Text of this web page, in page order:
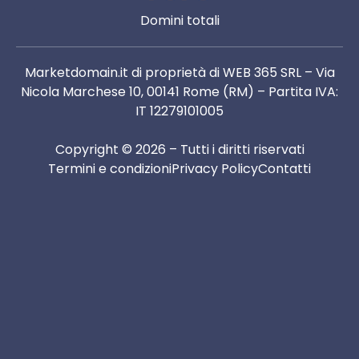
Domini totali
Marketdomain.it di proprietà di WEB 365 SRL – Via
Nicola Marchese 10, 00141 Rome (RM) – Partita IVA:
IT 12279101005
Copyright © 2026 – Tutti i diritti riservati
Termini e condizioniPrivacy PolicyContatti